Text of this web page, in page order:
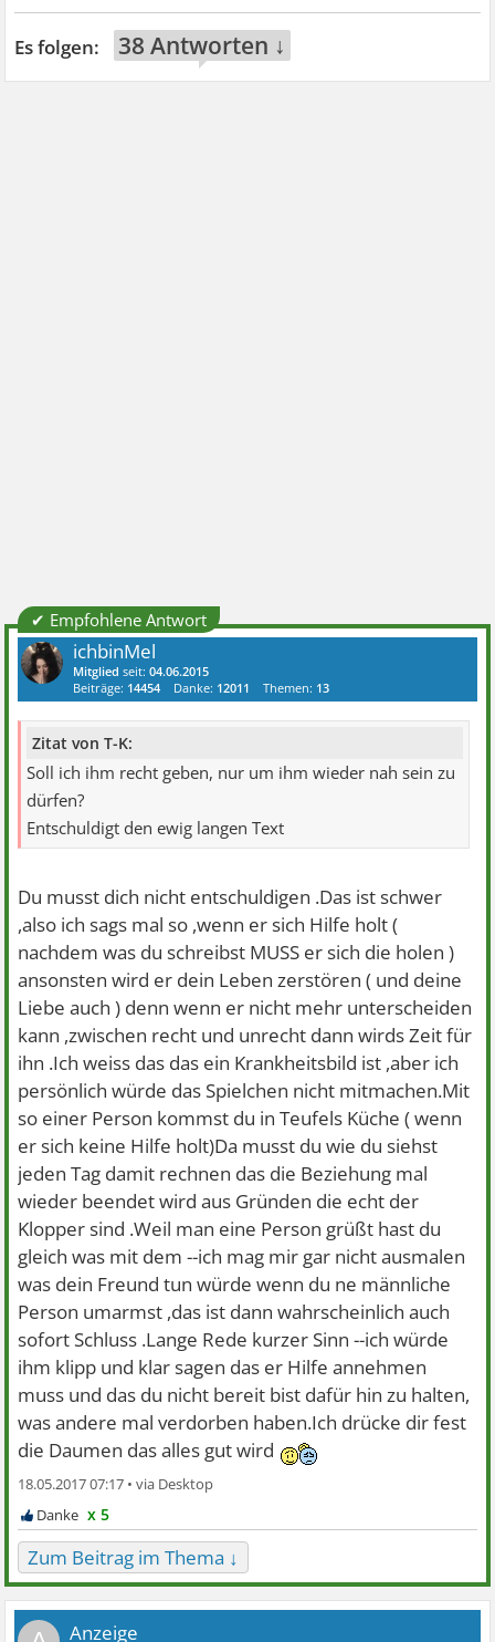
38 Antworten ↓
✔ Empfohlene Antwort
ichbinMel
Mitglied seit:04.06.2015
Beiträge: 14454 Danke: 12011 Themen: 13
Zitat von T-K:
Soll ich ihm recht geben, nur um ihm wieder nah sein zu
dürfen?
Entschuldigt den ewig langen Text
Du musst dich nicht entschuldigen .Das ist schwer
,also ich sags mal so ,wenn er sich Hilfe holt (
nachdem was du schreibst MUSS er sich die holen )
ansonsten wird er dein Leben zerstören ( und deine
Liebe auch ) denn wenn er nicht mehr unterscheiden
kann ,zwischen recht und unrecht dann wirds Zeit für
ihn .Ich weiss das das ein Krankheitsbild ist ,aber ich
persönlich würde das Spielchen nicht mitmachen.Mit
so einer Person kommst du in Teufels Küche ( wenn
er sich keine Hilfe holt)Da musst du wie du siehst
jeden Tag damit rechnen das die Beziehung mal
wieder beendet wird aus Gründen die echt der
Klopper sind .Weil man eine Person grüßt hast du
gleich was mit dem --ich mag mir gar nicht ausmalen
was dein Freund tun würde wenn du ne männliche
Person umarmst ,das ist dann wahrscheinlich auch
sofort Schluss .Lange Rede kurzer Sinn --ich würde
ihm klipp und klar sagen das er Hilfe annehmen
muss und das du nicht bereit bist dafür hin zu halten,
was andere mal verdorben haben.Ich drücke dir fest
die Daumen das alles gut wird
18.05.2017 07:17 •
x 5
Zum Beitrag im Thema ↓